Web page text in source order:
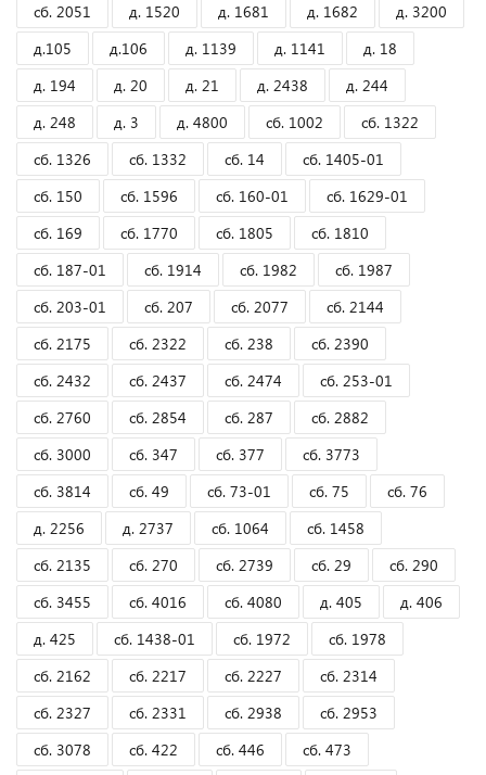
сб. 2051
д. 1520 д. 1681 д. 1682
д. 3200
д.105
д.106 д. 1139 д. 1141
д. 18
д. 194
д. 20 д. 21 д. 2438
д. 244
д. 248
д. 3 д. 4800 сб. 1002
сб. 1322
сб. 1326
сб. 1332 сб. 14
сб. 1405-01
сб. 150
сб. 1596 сб. 160-01
сб. 1629-01
сб. 169
сб. 1770 сб. 1805
сб. 1810
сб. 187-01
сб. 1914 сб. 1982
сб. 1987
сб. 203-01
сб. 207 сб. 2077
сб. 2144
сб. 2175
сб. 2322 сб. 238
сб. 2390
сб. 2432
сб. 2437 сб. 2474
сб. 253-01
сб. 2760
сб. 2854 сб. 287
сб. 2882
сб. 3000
сб. 347 сб. 377
сб. 3773
сб. 3814
сб. 49 сб. 73-01 сб. 75
сб. 76
д. 2256
д. 2737 сб. 1064
сб. 1458
сб. 2135
сб. 270 сб. 2739 сб. 29
сб. 290
сб. 3455
сб. 4016 сб. 4080 д. 405
д. 406
д. 425
сб. 1438-01 сб. 1972
сб. 1978
сб. 2162
сб. 2217 сб. 2227
сб. 2314
сб. 2327
сб. 2331 сб. 2938
сб. 2953
сб. 3078
сб. 422 сб. 446
сб. 473